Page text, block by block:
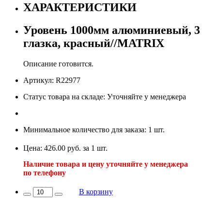
ХАРАКТЕРИСТИКИ
Уровень 1000мм алюминиевый, 3
глазка, красный//MATRIX
Описание готовится.
Артикул: R22977
Статус товара на складе: Уточняйте у менеджера
Минимальное количество для заказа: 1 шт.
Цена: 426.00 руб. за 1 шт.
Наличие товара и цену уточняйте у менеджера
по телефону
В корзину